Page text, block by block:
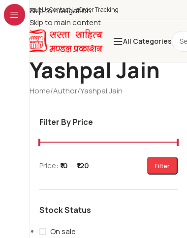
Skip to navigation
Skip to main content
About UsContact UsOrder Tracking
All Categories
Yashpal Jain
Home Author Yashpal Jain
Filter By Price
Filter
Price: ₹10 — ₹120
Stock Status
On sale